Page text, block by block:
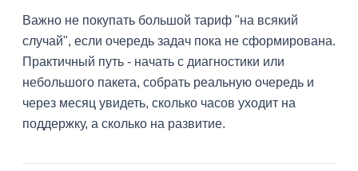
Важно не покупать большой тариф "на всякий
случай", если очередь задач пока не сформирована.
Практичный путь - начать с диагностики или
небольшого пакета, собрать реальную очередь и
через месяц увидеть, сколько часов уходит на
поддержку, а сколько на развитие.